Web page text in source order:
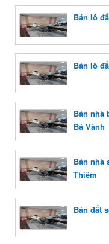
Bán lô
Bán lô
Bán nhà
Bá Vành
Bán nhà
Thiêm
Bán đất